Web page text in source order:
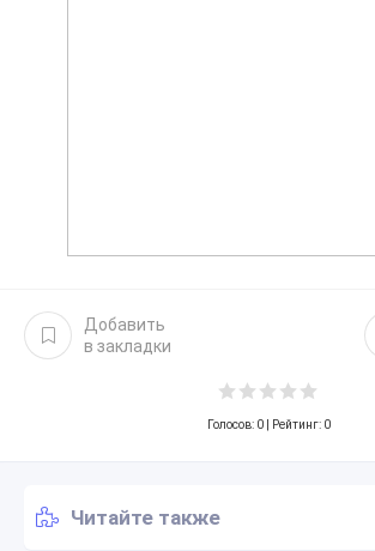
Добавить
в закладки
Голосов: 0| Рейтинг: 0
Читайте также